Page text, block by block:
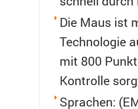
Die Maus ist
Technologie
mit 800
Kontrolle
Sprachen: